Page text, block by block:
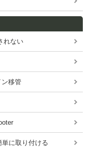
れない
ン移管
に取り付ける